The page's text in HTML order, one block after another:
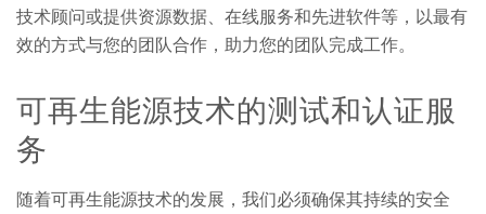
技术顾问或提供资源数据、在线服务和先进软件等，以最有
效的方式与您的团队合作，助力您的团队完成工作。
可再生能源技术的测试和认证服
务
随着可再生能源技术的发展，我们必须确保其持续的安全